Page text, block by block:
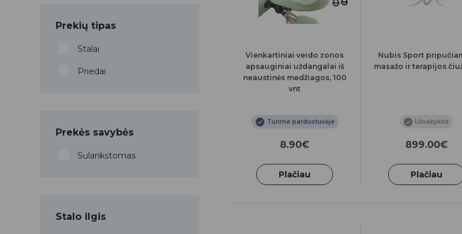
Prekių tipas
Stalai
Priedai
Prekės savybės
Sulankstomas
Stalo ilgis
Vienkartiniai veido zonos
apsauginiai uždangalai iš
neaustinės medžiagos, 100
vnt
Turime parduotuvėje
8.90€
Plačiau
Nubis Sport
masažo ir terapijos
Užsakykite
899.00€
Plačiau